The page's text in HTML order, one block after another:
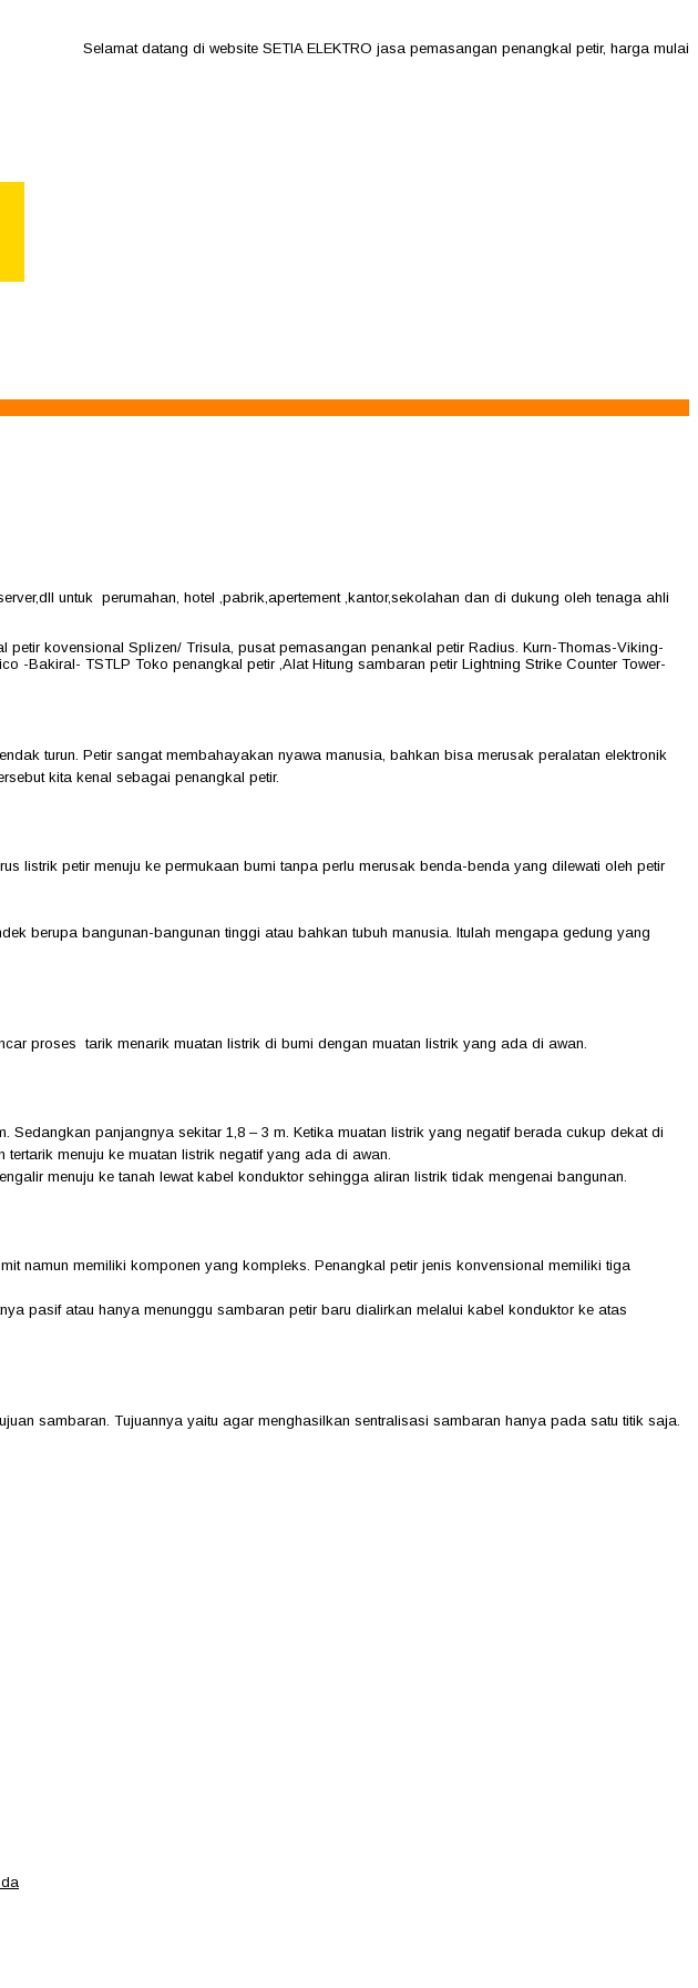
Selamat datang di website SETIA ELEKTRO jasa pemasangan penangkal petir, harga mulai
untuk perumahan, hotel ,pabrik,apertement ,kantor,sekolahan dan di dukung oleh tenaga ahli
kovensional Splizen/ Trisula, pusat pemasangan penankal petir Radius. Kurn-Thomas-Viking-
-Bakiral- TSTLP Toko penangkal petir ,Alat Hitung sambaran petir Lightning Strike Counter Tower-
turun. Petir sangat membahayakan nyawa manusia, bahkan bisa merusak peralatan elektronik
kita kenal sebagai penangkal petir.
listrik petir menuju ke permukaan bumi tanpa perlu merusak benda-benda yang dilewati oleh petir
berupa bangunan-bangunan tinggi atau bahkan tubuh manusia. Itulah mengapa gedung yang
proses tarik menarik muatan listrik di bumi dengan muatan listrik yang ada di awan.
panjangnya sekitar 1,8 – 3 m. Ketika muatan listrik yang negatif berada cukup dekat di
menuju ke muatan listrik negatif yang ada di awan.
menuju ke tanah lewat kabel konduktor sehingga aliran listrik tidak mengenai bangunan.
namun memiliki komponen yang kompleks. Penangkal petir jenis konvensional memiliki tiga
pasif atau hanya menunggu sambaran petir baru dialirkan melalui kabel konduktor ke atas
sambaran. Tujuannya yaitu agar menghasilkan sentralisasi sambaran hanya pada satu titik saja.